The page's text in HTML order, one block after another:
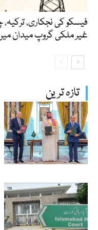
تازہ ترین
غیر ملکی گروپ میدان